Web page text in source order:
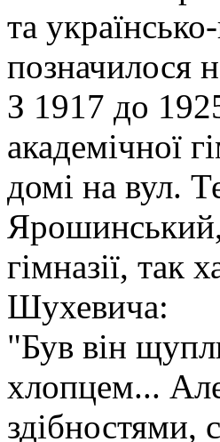
та
позначилося
З 1917 до
академічної
домі на вул.
Ярошинський,
гімназії, так
Шухевича:
"Був він
хлопцем...
здібностями,